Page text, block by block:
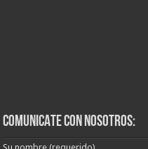
COMUNICATE CON NOSOTROS: